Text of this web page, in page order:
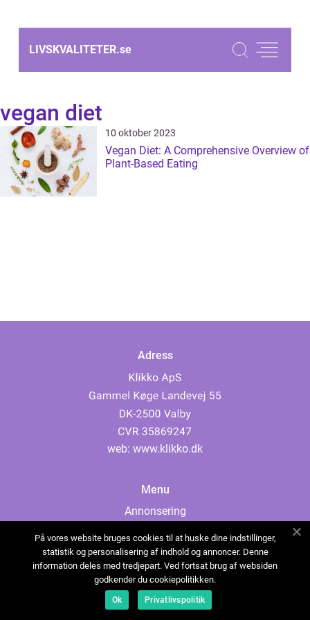
LIVSKVALITETER.se
vegan diet
10 oktober 2023
Vegan Diet: A Comprehensive Overview of
Plant-Based Eating
Adress
web: www.klikko.dk
Menu
Annonsering
Cookies
Kontakta oss
Sitemap
På vores website bruges cookies til at huske dine indstillinger,
statistik og personalisering af indhold og annoncer. Denne
information deles med tredjepart. Ved fortsat brug af websiden
godkender du cookiepolitikken.
Ok Privatlivspolitik